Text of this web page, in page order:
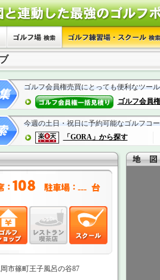
ゴルフ会員権売買にとっても便利なツー
ゴルフ会員
今週の土日・祝日に予約可能なゴルフコ
「GORA」から探す
---
市篠町王子風呂の谷87